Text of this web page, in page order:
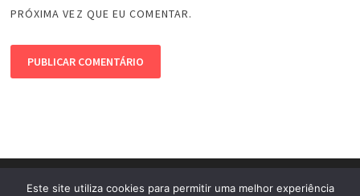
PRÓXIMA VEZ QUE EU COMENTAR.
Este site utiliza cookies para permitir uma melhor experiência